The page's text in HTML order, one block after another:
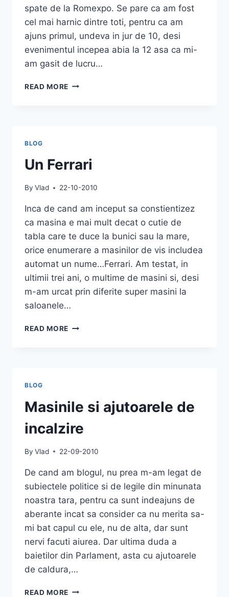
spate de la Romexpo. Se pare ca am fost
cel mai harnic dintre toti, pentru ca am
ajuns primul, undeva in jur de 10, desi
evenimentul incepea abia la 12 asa ca mi-
am gasit de lucru…
READ MORE CEL
BLOG
Un Ferrari
By Vlad 22-10-2010
Inca de cand am inceput sa constientizez
ca masina e mai mult decat o cutie de
tabla care te duce la bunici sau la mare,
orice enumerare a masinilor de vis includea
automat un nume…Ferrari. Am testat, in
ultimii trei ani, o multime de masini si, desi
m-am urcat prin diferite super masini la
saloanele…
READ MORE UN
BLOG
Masinile si ajutoarele de
incalzire
By Vlad 22-09-2010
De cand am blogul, nu prea m-am legat de
subiectele politice si de legile din minunata
noastra tara, pentru ca sunt indeajuns de
aberante incat sa consider ca nu merita sa-
mi bat capul cu ele, nu de alta, dar sunt
nervi facuti aiurea. Dar ultima duda a
baietilor din Parlament, asta cu ajutoarele
de caldura,…
READ MORE MASINILE